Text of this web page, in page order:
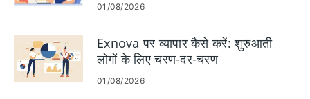
01/08/2026
Exnova पर व्यापार कैसे करें: शुरुआती
लोगों के लिए चरण-दर-चरण
01/08/2026